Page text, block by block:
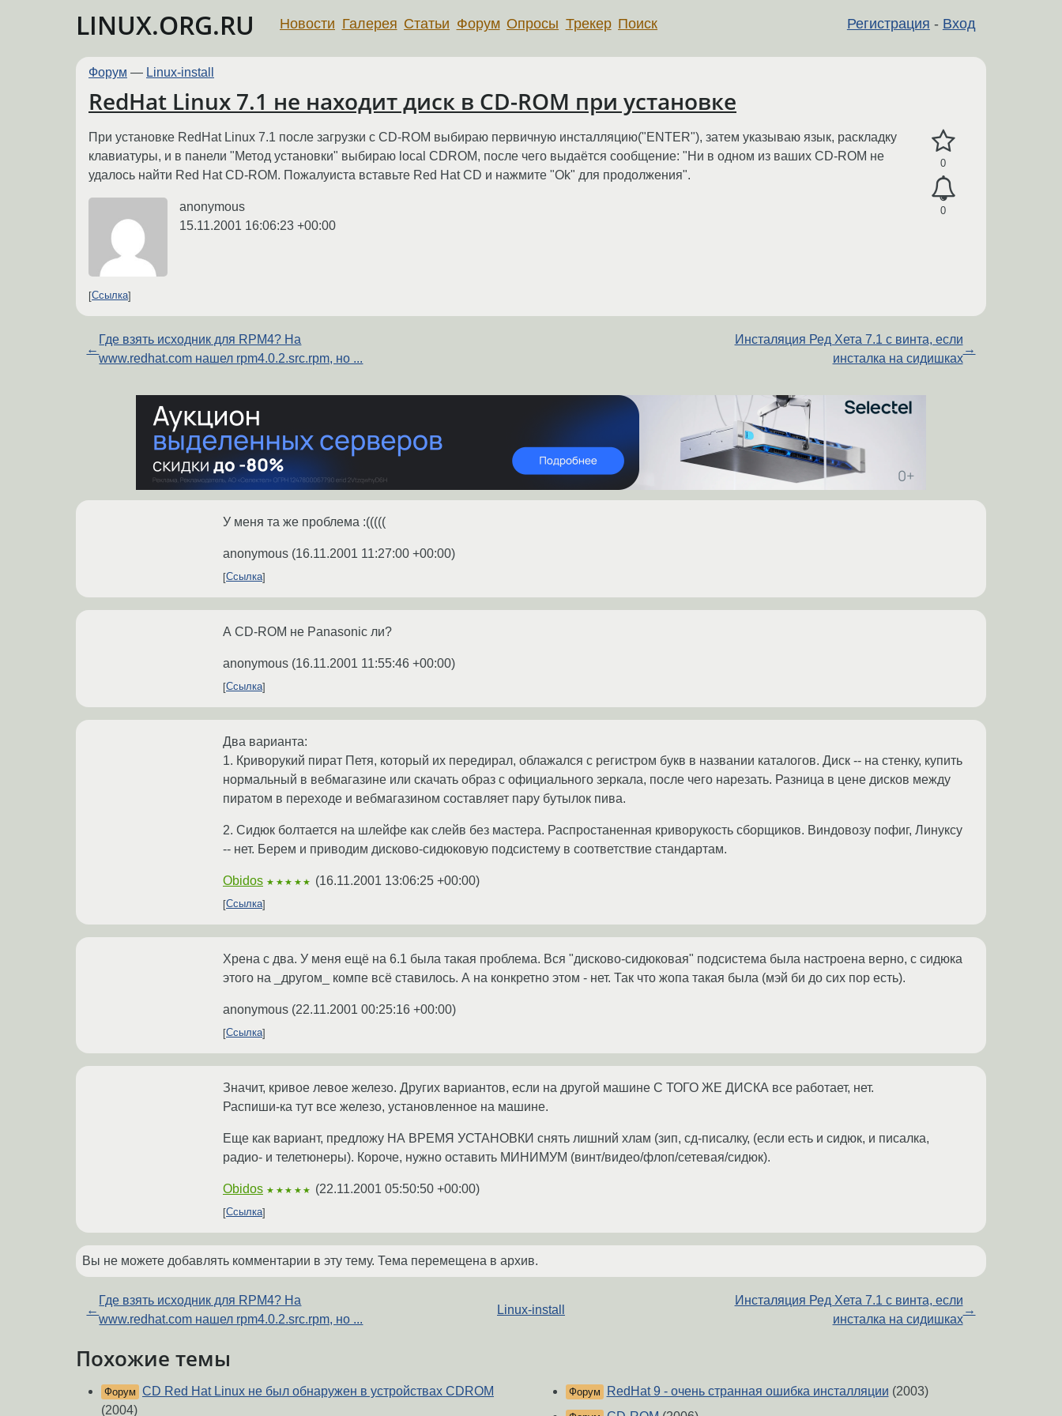
LINUX.ORG.RU Регистрация - Вход
Новости Галерея Статьи Форум Опросы Трекер Поиск
Форум — Linux-install
RedHat Linux 7.1 не находит диск в CD-ROM при установке
0
0
При установке RedHat Linux 7.1 после загрузки с CD-ROM выбираю первичную инсталляцию("ENTER"), затем указываю язык, раскладку
клавиатуры, и в панели "Метод установки" выбираю local CDROM, после чего выдаётся сообщение: "Ни в одном из ваших CD-ROM не
удалось найти Red Hat CD-ROM. Пожалуиста вставьте Red Hat CD и нажмите "Ok" для продолжения".
anonymous
15.11.2001 16:06:23 +00:00
Ссылка
←
Где взять исходник для RPM4? На
www.redhat.com нашел rpm4.0.2.src.rpm, но ...
Инсталяция Ред Хета 7.1 с винта, если
инсталка на сидишках
→
У меня та же проблема :(((((
anonymous (16.11.2001 11:27:00 +00:00)
Ссылка
А CD-ROM не Panasonic ли?
anonymous (16.11.2001 11:55:46 +00:00)
Ссылка
Два варианта:
1. Криворукий пират Петя, который их передирал, облажался с регистром букв в названии каталогов. Диск -- на стенку, купить
нормальный в вебмагазине или скачать образ с официального зеркала, после чего нарезать. Разница в цене дисков между
пиратом в переходе и вебмагазином составляет пару бутылок пива.
2. Сидюк болтается на шлейфе как слейв без мастера. Распростаненная криворукость сборщиков. Виндовозу пофиг, Линуксу
-- нет. Берем и приводим дисково-сидюковую подсистему в соответствие стандартам.
Obidos ★★★★★ (16.11.2001 13:06:25 +00:00)
Ссылка
Хрена с два. У меня ещё на 6.1 была такая проблема. Вся "дисково-сидюковая" подсистема была настроена верно, с сидюка
этого на _другом_ компе всё ставилось. А на конкретно этом - нет. Так что жопа такая была (мэй би до сих пор есть).
anonymous (22.11.2001 00:25:16 +00:00)
Ссылка
Значит, кривое левое железо. Других вариантов, если на другой машине С ТОГО ЖЕ ДИСКА все работает, нет.
Распиши-ка тут все железо, установленное на машине.
Еще как вариант, предложу НА ВРЕМЯ УСТАНОВКИ снять лишний хлам (зип, сд-писалку, (если есть и сидюк, и писалка,
радио- и телетюнеры). Короче, нужно оставить МИНИМУМ (винт/видео/флоп/сетевая/сидюк).
Obidos ★★★★★ (22.11.2001 05:50:50 +00:00)
Ссылка
Вы не можете добавлять комментарии в эту тему. Тема перемещена в архив.
←
Где взять исходник для RPM4? На
www.redhat.com нашел rpm4.0.2.src.rpm, но ...
Linux-install
Инсталяция Ред Хета 7.1 с винта, если
инсталка на сидишках
→
Похожие темы
Форум CD Red Hat Linux не был обнаружен в устройствах CDROM
(2004)
Форум RedHat 9 - очень странная ошибка инсталляции (2003)